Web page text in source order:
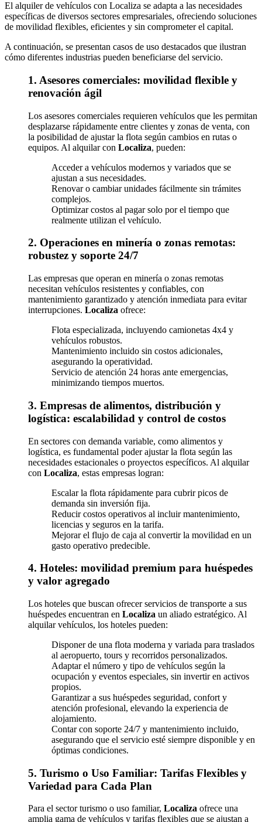
El alquiler de vehículos con Localiza se adapta a las necesidades
específicas de diversos sectores empresariales, ofreciendo soluciones
de movilidad flexibles, eficientes y sin comprometer el capital.
A continuación, se presentan casos de uso destacados que ilustran
cómo diferentes industrias pueden beneficiarse del servicio.
1. Asesores comerciales: movilidad flexible y
renovación ágil
Los asesores comerciales requieren vehículos que les permitan
desplazarse rápidamente entre clientes y zonas de venta, con
la posibilidad de ajustar la flota según cambios en rutas o
equipos. Al alquilar con Localiza, pueden:
Acceder a vehículos modernos y variados que se
ajustan a sus necesidades.
Renovar o cambiar unidades fácilmente sin trámites
complejos.
Optimizar costos al pagar solo por el tiempo que
realmente utilizan el vehículo.
2. Operaciones en minería o zonas remotas:
robustez y soporte 24/7
Las empresas que operan en minería o zonas remotas
necesitan vehículos resistentes y confiables, con
mantenimiento garantizado y atención inmediata para evitar
interrupciones. Localiza ofrece:
Flota especializada, incluyendo camionetas 4x4 y
vehículos robustos.
Mantenimiento incluido sin costos adicionales,
asegurando la operatividad.
Servicio de atención 24 horas ante emergencias,
minimizando tiempos muertos.
3. Empresas de alimentos, distribución y
logística: escalabilidad y control de costos
En sectores con demanda variable, como alimentos y
logística, es fundamental poder ajustar la flota según las
necesidades estacionales o proyectos específicos. Al alquilar
con Localiza, estas empresas logran:
Escalar la flota rápidamente para cubrir picos de
demanda sin inversión fija.
Reducir costos operativos al incluir mantenimiento,
licencias y seguros en la tarifa.
Mejorar el flujo de caja al convertir la movilidad en un
gasto operativo predecible.
4. Hoteles: movilidad premium para huéspedes
y valor agregado
Los hoteles que buscan ofrecer servicios de transporte a sus
huéspedes encuentran en Localiza un aliado estratégico. Al
alquilar vehículos, los hoteles pueden:
Disponer de una flota moderna y variada para traslados
al aeropuerto, tours y recorridos personalizados.
Adaptar el número y tipo de vehículos según la
ocupación y eventos especiales, sin invertir en activos
propios.
Garantizar a sus huéspedes seguridad, confort y
atención profesional, elevando la experiencia de
alojamiento.
Contar con soporte 24/7 y mantenimiento incluido,
asegurando que el servicio esté siempre disponible y en
óptimas condiciones.
5. Turismo o Uso Familiar: Tarifas Flexibles y
Variedad para Cada Plan
Para el sector turismo o uso familiar, Localiza ofrece una
amplia gama de vehículos y tarifas flexibles que se ajustan a